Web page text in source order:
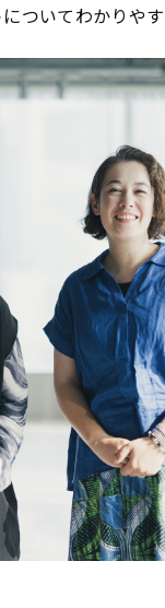
についてわかりや